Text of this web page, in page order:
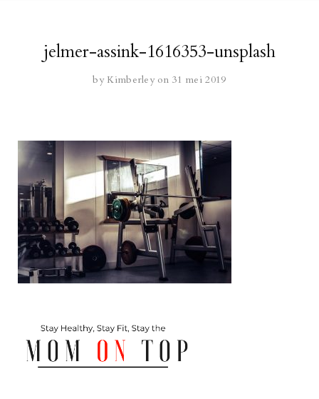
jelmer-assink-1616353-unsplash
by Kimberley on 31 mei 2019